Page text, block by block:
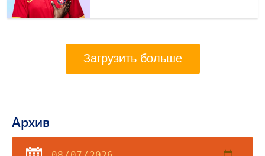
Загрузить больше
Архив